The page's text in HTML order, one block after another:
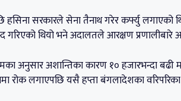
हसिना सरकारले सेना तैनाथ गरेर कर्फ्यु
गरिएको थियो भने अदालतले आरक्षण प्रणालीबारे
अनुसार अशान्तिका कारण १० हजारभन्दा
रोक लगाएपछि यसै हप्ता बंगलादेशका